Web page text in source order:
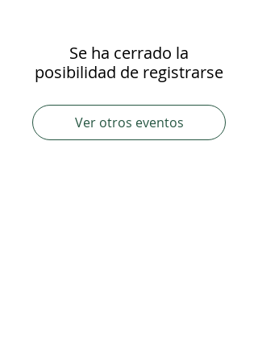
Se ha cerrado la
posibilidad de registrarse
Ver otros eventos